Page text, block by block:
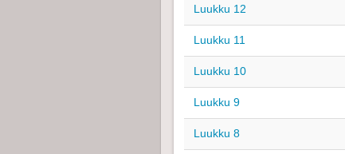
Luukku 12
Luukku 11
Luukku 10
Luukku 9
Luukku 8